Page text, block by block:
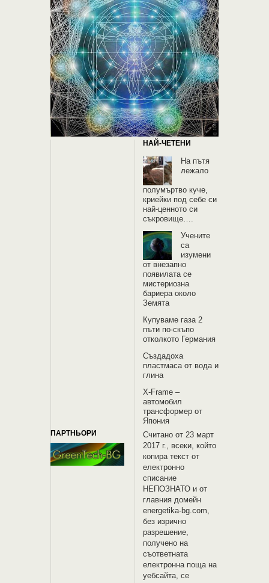
НАЙ-ЧЕТЕНИ
На пътя
лежало
полумъртво куче,
криейки под себе си
най-ценното си
съкровище….
Учените
са
изумени
от внезапно
появилата се
мистериозна
бариера около
Земята
Купуваме газа 2
пъти по-скъпо
отколкото Германия
Създадоха
пластмаса от вода и
глина
X-Frame –
автомобил
трансформер от
Япония
ПАРТНЬОРИ
Считано от 23 март
2017 г., всеки, който
копира текст от
електронно
списание
НЕПОЗНАТО и oт
главния домейн
energetika-bg.com,
без изрично
разрешение,
получено на
съответната
електронна поща на
уебсайта, се